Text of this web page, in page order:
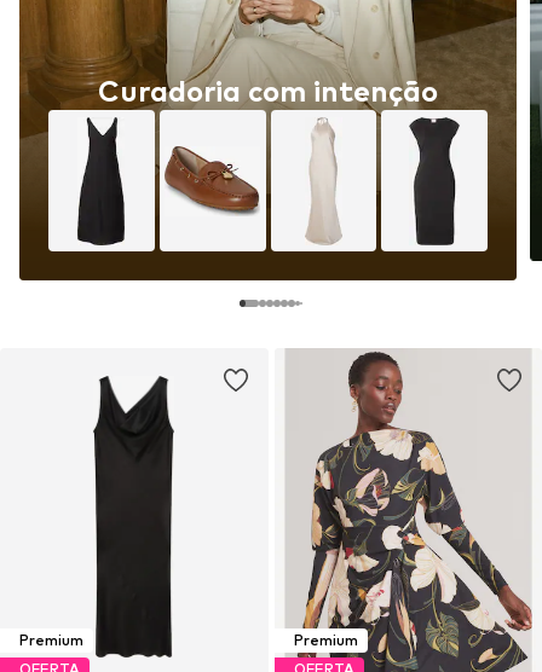
Premium
Premium
Curadoria com intenção